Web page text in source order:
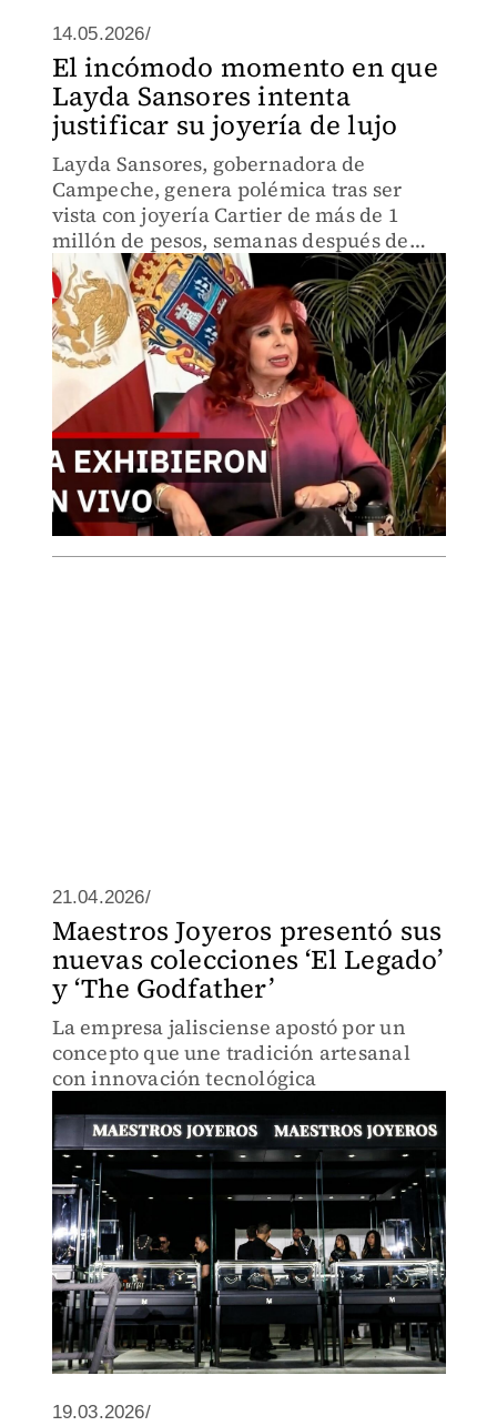
14.05.2026/
El incómodo momento en que
Layda Sansores intenta
justificar su joyería de lujo
Layda Sansores, gobernadora de
Campeche, genera polémica tras ser
vista con joyería Cartier de más de 1
millón de pesos, semanas después de
declarar al estado en quiebra total.
21.04.2026/
Maestros Joyeros presentó sus
nuevas colecciones ‘El Legado’
y ‘The Godfather’
La empresa jalisciense apostó por un
concepto que une tradición artesanal
con innovación tecnológica
19.03.2026/